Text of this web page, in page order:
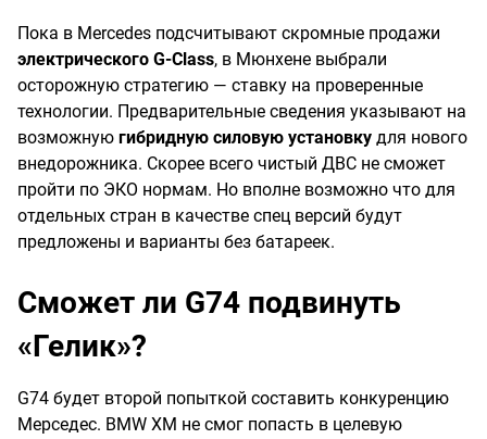
Пока в Mercedes подсчитывают скромные продажи
электрического G‑Class, в Мюнхене выбрали
осторожную стратегию — ставку на проверенные
технологии. Предварительные сведения указывают на
возможную гибридную силовую установку для нового
внедорожника. Скорее всего чистый ДВС не сможет
пройти по ЭКО нормам. Но вполне возможно что для
отдельных стран в качестве спец версий будут
предложены и варианты без батареек.
Сможет ли G74 подвинуть
«Гелик»?
G74 будет второй попыткой составить конкуренцию
Мерседес. BMW XM не смог попасть в целевую